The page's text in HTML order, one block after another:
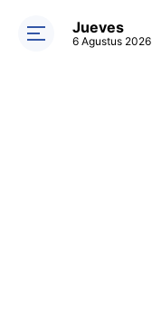
Jueves
6 Agustus 2026